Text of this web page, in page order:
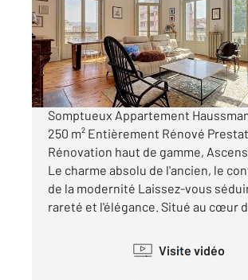
Appartement T5 à vendre
442 000 €
Visiter le site dédié
Somptueux Appartement
250 m² Entièrement Rénové
Rénovation haut de gamme,
Le charme absolu de l'ancien, le
de la modernité Laissez-vous
rareté et l'élégance. Situé au cœur
Visite vidéo